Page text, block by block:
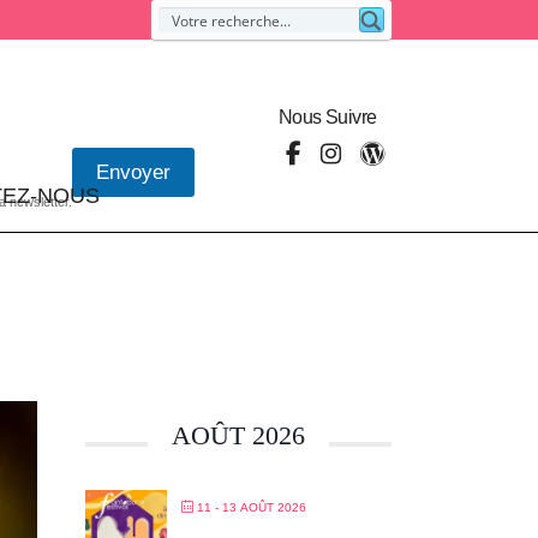
newsletter.
Envoyer
Nous Suivre
NOUS
AOÛT 2026
11 - 13 AOÛT 2026